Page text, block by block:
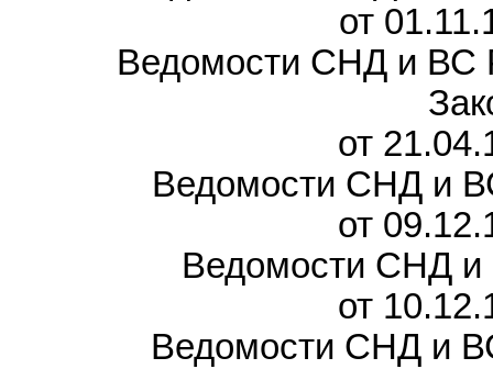
от
Ведомости СНД и ВС
от
Ведомости СНД и
от
Ведомости СНД и
от
Ведомости СНД и